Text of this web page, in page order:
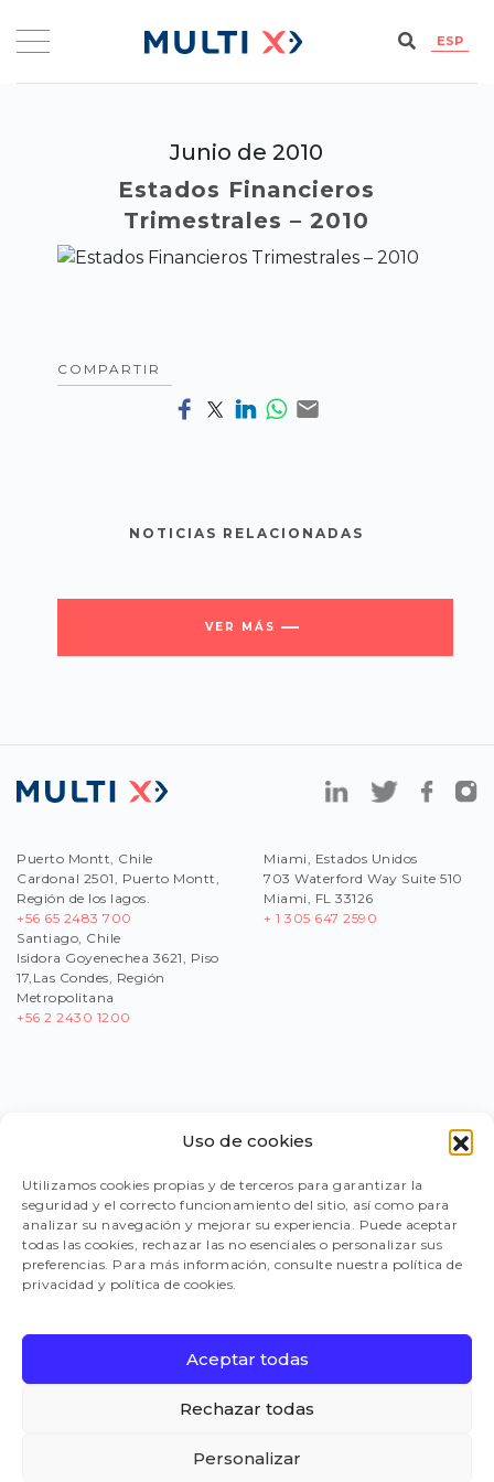
Uso de cookies
Utilizamos cookies propias y de terceros para garantizar la
seguridad y el correcto funcionamiento del sitio, así como para
analizar su navegación y mejorar su experiencia. Puede aceptar
todas las cookies, rechazar las no esenciales o personalizar sus
preferencias. Para más información, consulte nuestra política de
privacidad y política de cookies.
Aceptar todas
Rechazar todas
Personalizar
ESP
Junio de 2010
Estados Financieros
Trimestrales – 2010
COMPARTIR
NOTICIAS RELACIONADAS
VER MÁS
Puerto Montt, Chile
Cardonal 2501, Puerto Montt,
Región de los lagos.
+56 65 2483 700
Santiago, Chile
Isidora Goyenechea 3621, Piso
17,Las Condes, Región
Metropolitana
+56 2 2430 1200
Miami, Estados Unidos
703 Waterford Way Suite 510
Miami, FL 33126
+ 1 305 647 2590
PORTAL PROVEEDORES
LEGISLACIÓN
CANAL DE DENUNCIAS